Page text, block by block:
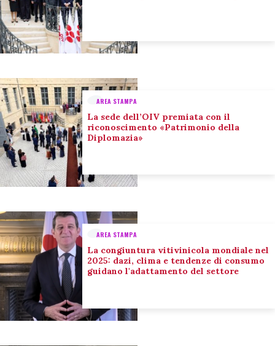
AREA STAMPA
La sede dell’OIV premiata con il
riconoscimento «Patrimonio della
Diplomazia»
AREA STAMPA
La congiuntura vitivinicola mondiale nel
2025: dazi, clima e tendenze di consumo
guidano l'adattamento del settore